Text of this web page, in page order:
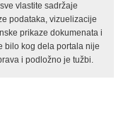
vlastite sadržaje
podataka, vizuelizacije
prikaze dokumenata i
bilo kog dela portala nije
i podložno je tužbi.